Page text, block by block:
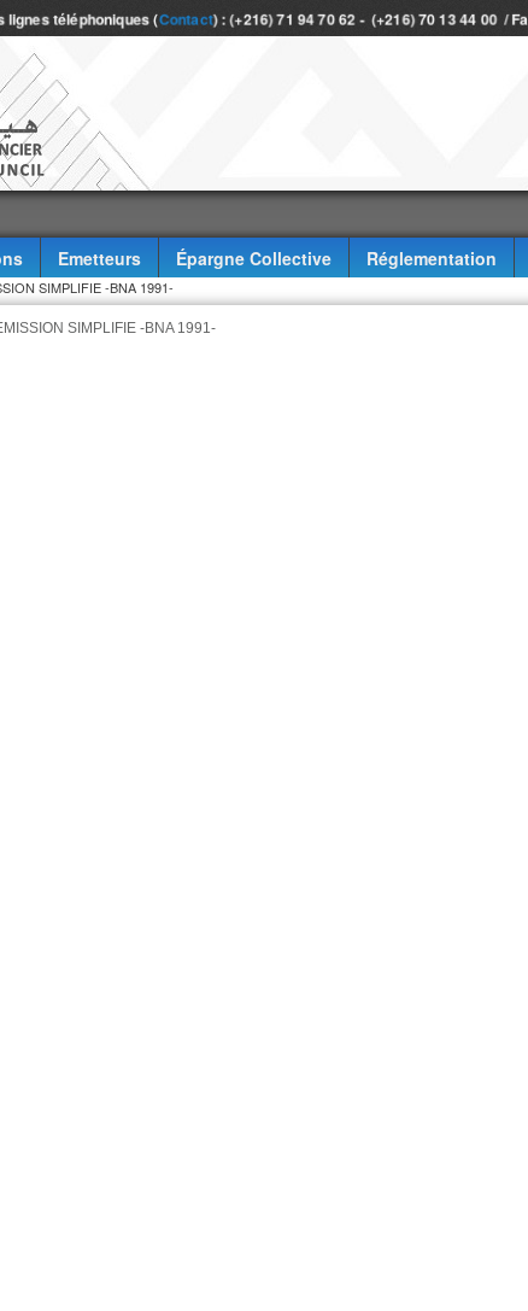
lignes téléphoniques (Contact) : (+216) 71 94 70 62 - (+216) 70 13 44 00 /
Emetteurs Épargne Collective Réglementation
SIMPLIFIE -BNA 1991-
SIMPLIFIE -BNA 1991-